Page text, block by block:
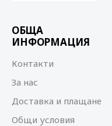
ОБЩА
ИНФОРМАЦИЯ
Контакти
За нас
Доставка и плащане
Общи условия